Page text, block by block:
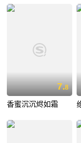
大将们纷纷投到李世民的
功大的李世民一直被太子
阴谋暴露后，忍无可忍的
7.8
香蜜沉沉烬如霜